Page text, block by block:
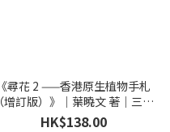
《尋花 2 ——香港原生植物手札
（增訂版）》｜葉曉文 著｜三聯
書店
HK$138.00